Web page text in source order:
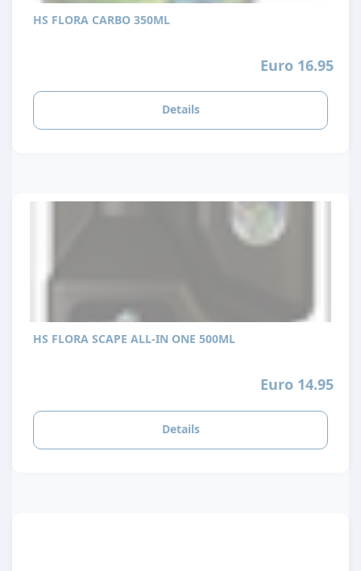
HS FLORA CARBO 350ML
Euro 16.95
Details
HS FLORA SCAPE ALL-IN ONE 500ML
Euro 14.95
Details